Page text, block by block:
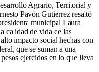
Agrario, Territorial y
Pavón Gutiérrez resaltó
municipal Laura
calidad de vida de las
impacto social hechas con
que se suman a una
ejercidos en lo que lleva